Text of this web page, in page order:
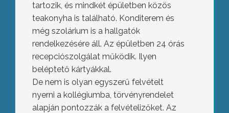
tartozik, és mindkét épületben közös
teakonyha is található. Konditerem és
még szolárium is a hallgatók
rendelkezésére áll. Az épületben 24 órás
recepciószolgálat működik. Ilyen
beléptető kártyákkal.
De nem is olyan egyszerű felvételt
nyerni a kollégiumba, törvényrendelet
alapján pontozzák a felvételizőket. Az